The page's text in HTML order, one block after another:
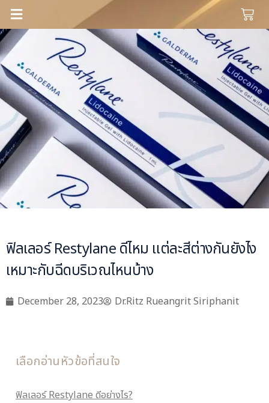
ฟิลเลอร์ Restylane ดีไหม แต่ละสีต่างกันยังไง
เหมาะกับฉีดบริเวณไหนบ้าง
December 28, 2023 Dr.Ritz Rueangrit Siriphanit
เลือกอ่านหัวข้อที่สนใจ
ฟิลเลอร์ Restylane ดีอย่างไร?